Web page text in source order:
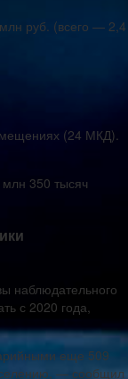
руб. (всего — 2,4
(24 МКД).
350 тысяч
наблюдательного
с 2020 года,
еще 509
— сообщил